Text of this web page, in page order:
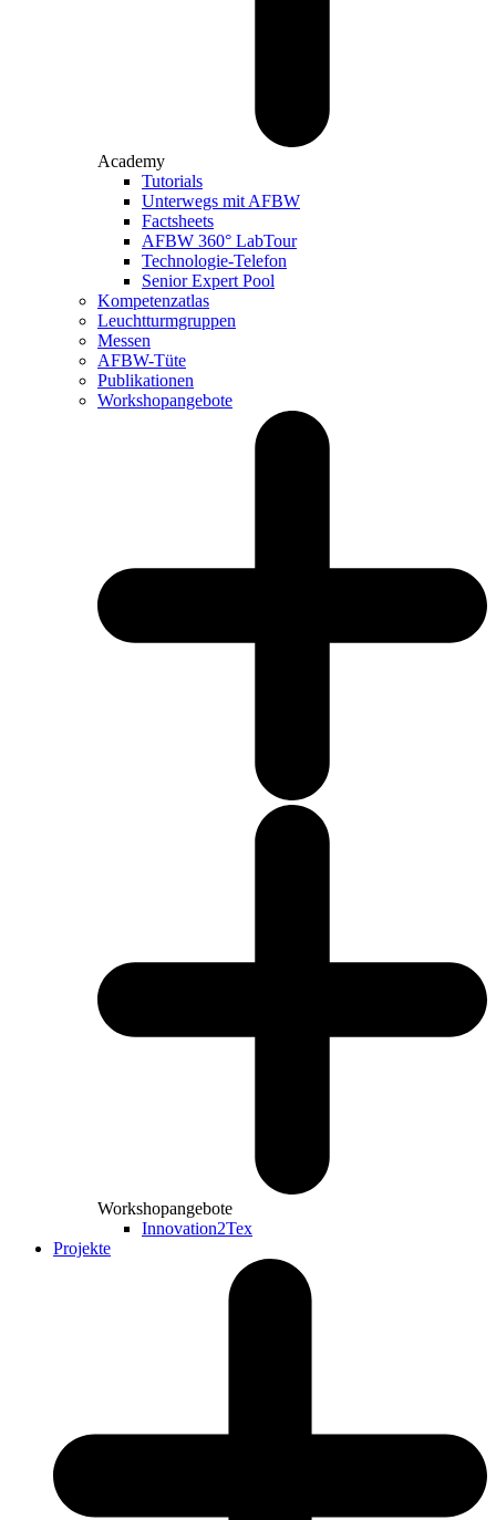
Academy
Tutorials
Unterwegs mit AFBW
Factsheets
AFBW 360° LabTour
Technologie-Telefon
Senior Expert Pool
Kompetenzatlas
Leuchtturm­gruppen
Messen
AFBW-Tüte
Publikationen
Workshopangebote
Workshopangebote
Innovation2Tex
Projekte